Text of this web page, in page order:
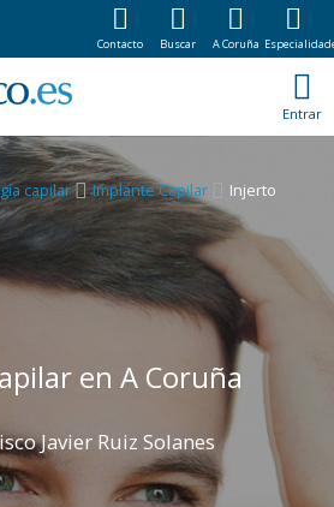
Entrar
capilar Implante Capilar
Injerto
en A Coruña
Javier Ruiz Solanes
Contacto Buscar A Coruña